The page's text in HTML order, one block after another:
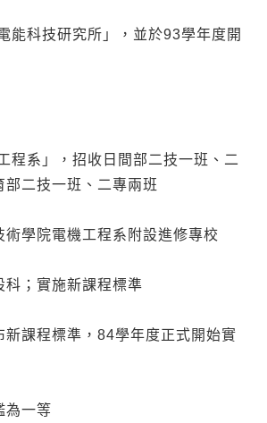
能科技研究所」，並於93學年度開
程系」，招收日間部二技一班、二
部二技一班、二專兩班
術學院電機工程系附設進修專校
科；實施新課程標準
新課程標準，84學年度正式開始實
為一等